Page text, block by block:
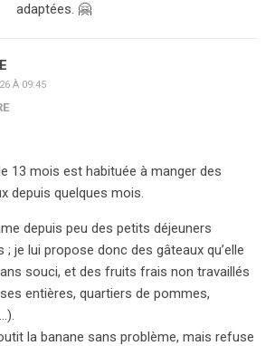
adaptées. 🤗
À 09:45
13 mois est habituée à manger des
depuis quelques mois.
depuis peu des petits déjeuners
; je lui propose donc des gâteaux qu’elle
souci, et des fruits frais non travaillés
entières, quartiers de pommes,
la banane sans problème, mais refuse